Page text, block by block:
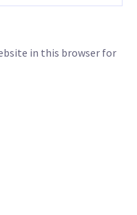
in this browser for